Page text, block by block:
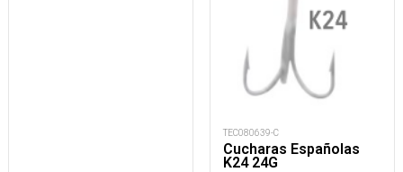
TEC080639-C
Cucharas Españolas
K24 24G